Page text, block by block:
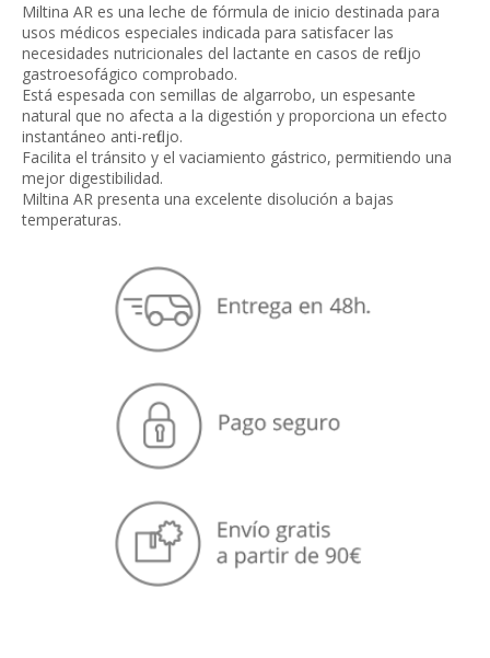
Miltina AR es una leche de fórmula de inicio destinada para
usos médicos especiales indicada para satisfacer las
necesidades nutricionales del lactante en casos de reflujo
gastroesofágico comprobado.
Está espesada con semillas de algarrobo, un espesante
natural que no afecta a la digestión y proporciona un efecto
instantáneo anti-reflujo.
Facilita el tránsito y el vaciamiento gástrico, permitiendo una
mejor digestibilidad.
Miltina AR presenta una excelente disolución a bajas
temperaturas.